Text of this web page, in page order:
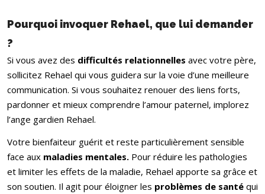
Pourquoi invoquer Rehael, que lui demander
?
Si vous avez des difficultés relationnelles avec votre père,
sollicitez Rehael qui vous guidera sur la voie d’une meilleure
communication. Si vous souhaitez renouer des liens forts,
pardonner et mieux comprendre l’amour paternel, implorez
l’ange gardien Rehael.
Votre bienfaiteur guérit et reste particulièrement sensible
face aux maladies mentales. Pour réduire les pathologies
et limiter les effets de la maladie, Rehael apporte sa grâce et
son soutien. Il agit pour éloigner les problèmes de santé qui